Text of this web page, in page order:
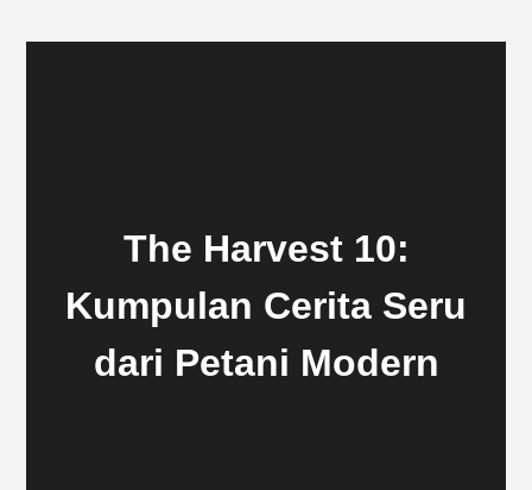
The Harvest 10:
Kumpulan Cerita Seru
dari Petani Modern